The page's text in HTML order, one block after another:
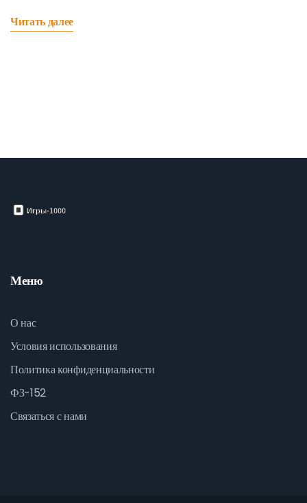
Делается акцент на простоту правил, время игры и
Читать далее
Меню
О нас
Условия использования
Политика конфиденциальности
ФЗ-152
Связаться с нами